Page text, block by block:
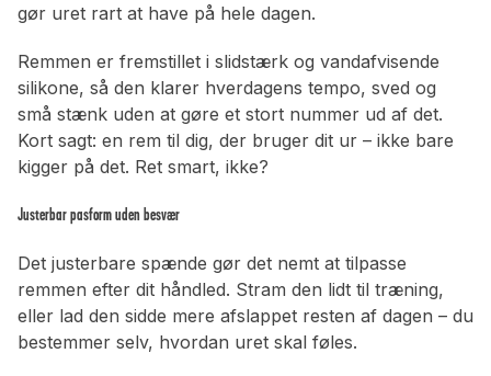
gør uret rart at have på hele dagen.
Remmen er fremstillet i slidstærk og vandafvisende
silikone, så den klarer hverdagens tempo, sved og
små stænk uden at gøre et stort nummer ud af det.
Kort sagt: en rem til dig, der bruger dit ur – ikke bare
kigger på det. Ret smart, ikke?
Justerbar pasform uden besvær
Det justerbare spænde gør det nemt at tilpasse
remmen efter dit håndled. Stram den lidt til træning,
eller lad den sidde mere afslappet resten af dagen – du
bestemmer selv, hvordan uret skal føles.